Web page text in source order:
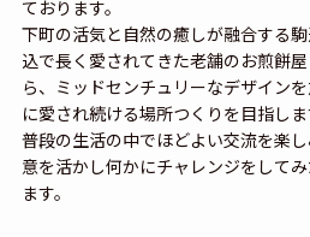
ております。
下町の活気と自然の癒しが融合する
込で長く愛されてきた老舗のお煎餅
ら、ミッドセンチュリーなデザイン
に愛され続ける場所つくりを目指しま
普段の生活の中でほどよい交流を楽
意を活かし何かにチャレンジをして
ます。